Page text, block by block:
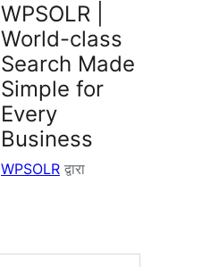
WPSOLR |
World-class
Search Made
Simple for
Every
Business
WPSOLR द्वारा